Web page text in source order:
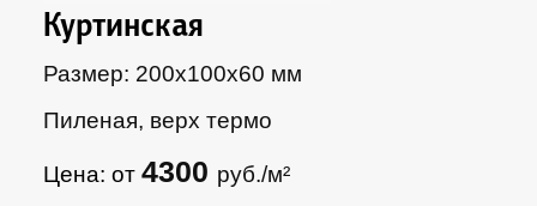
Куртинская
Размер: 200х100х60 мм
Пиленая, верх термо
Цена: от4300 руб./м²